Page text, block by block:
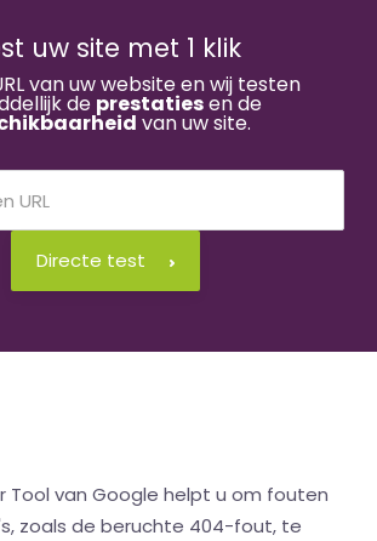
uw site met 1 klik
van uw website en wij testen
de prestatiesen de
van uw site.
Directe test
Tool van Google helpt u om fouten
zoals de beruchte 404-fout, te